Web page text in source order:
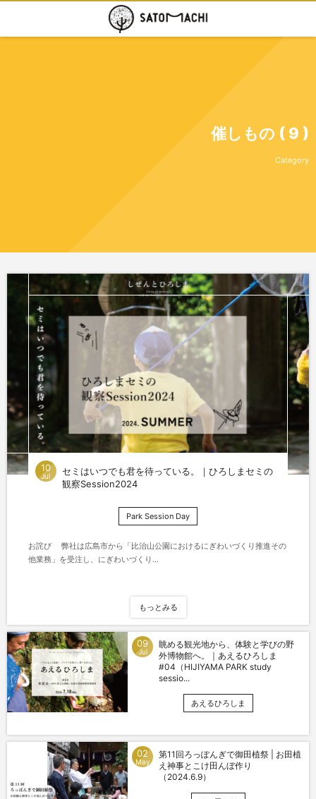
催しもの ( 9 )
Category
10
Jul
セミはいつでも君を待っている。｜ひろしまセミの
観察Session2024
Park Session Day
お詫び 弊社は広島市から「比治山公園におけるにぎわいづくり推進その
他業務」を受注し、にぎわいづくり...
もっとみる
09
Jul
眺める観光地から、体験と学びの野
外博物館へ。｜あえるひろしま
#04（HIJIYAMA PARK study
sessio...
あえるひろしま
02
May
第11回ろっぽんぎで御田植祭 | お田植
え神事とこけ田んぼ作り
（2024.6.9）